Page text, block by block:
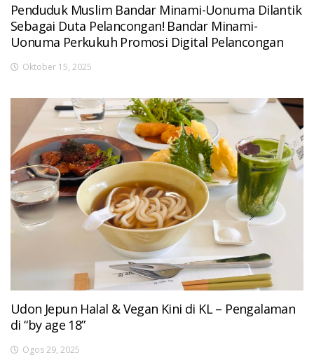
Penduduk Muslim Bandar Minami-Uonuma Dilantik
Sebagai Duta Pelancongan! Bandar Minami-
Uonuma Perkukuh Promosi Digital Pelancongan
Oktober 15, 2025
Udon Jepun Halal & Vegan Kini di KL – Pengalaman
di “by age 18”
Ogos 29, 2025